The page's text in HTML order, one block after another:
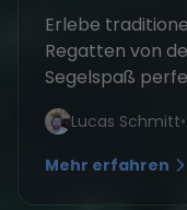
Erlebe
Regatten von
Segelspaß
Lucas Schmitt•
Mehr erfahren